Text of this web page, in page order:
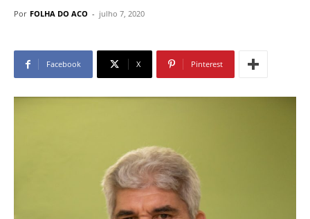
Por FOLHA DO ACO - julho 7, 2020
Facebook X Pinterest